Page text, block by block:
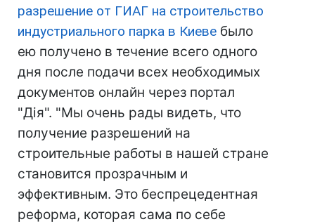
разрешение от ГИАГ на строительство
индустриального парка в Киеве было
ею получено в течение всего одного
дня после подачи всех необходимых
документов онлайн через портал
"Дія". "Мы очень рады видеть, что
получение разрешений на
строительные работы в нашей стране
становится прозрачным и
эффективным. Это беспрецедентная
реформа, которая сама по себе